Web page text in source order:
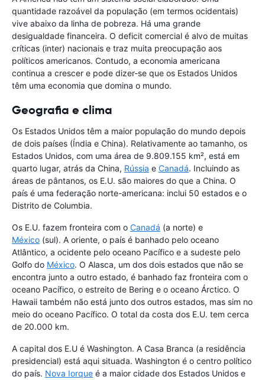
quantidade razoável da população (em termos ocidentais)
vive abaixo da linha de pobreza. Há uma grande
desigualdade financeira. O deficit comercial é alvo de muitas
críticas (inter) nacionais e traz muita preocupação aos
políticos americanos. Contudo, a economia americana
continua a crescer e pode dizer-se que os Estados Unidos
têm uma economia que domina o mundo.
Geografia e clima
Os Estados Unidos têm a maior população do mundo depois
de dois países (Índia e China). Relativamente ao tamanho, os
Estados Unidos, com uma área de 9.809.155 km², está em
quarto lugar, atrás da China, Rússia e Canadá. Incluindo as
áreas de pântanos, os E.U. são maiores do que a China. O
país é uma federação norte-americana: inclui 50 estados e o
Distrito de Columbia.
Os E.U. fazem fronteira com o Canadá (a norte) e
México (sul). A oriente, o país é banhado pelo oceano
Atlântico, a ocidente pelo oceano Pacífico e a sudeste pelo
Golfo do México. O Alasca, um dos dois estados que não se
encontra junto a outro estado, é banhado faz fronteira com o
oceano Pacífico, o estreito de Bering e o oceano Árctico. O
Hawaii também não está junto dos outros estados, mas sim no
meio do oceano Pacífico. O total da costa dos E.U. tem cerca
de 20.000 km.
A capital dos E.U é Washington. A Casa Branca (a residência
presidencial) está aqui situada. Washington é o centro político
do país. Nova Iorque é a maior cidade dos Estados Unidos e